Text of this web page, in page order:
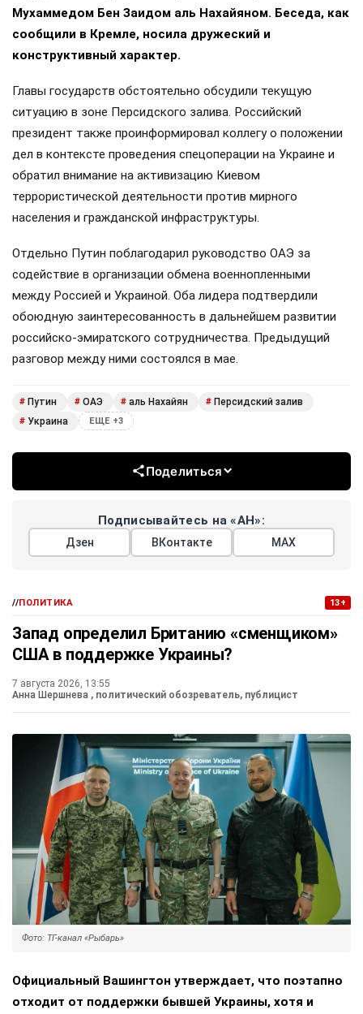
Мухаммедом Бен Заидом аль Нахайяном. Беседа, как
сообщили в Кремле, носила дружеский и
конструктивный характер.
Главы государств обстоятельно обсудили текущую
ситуацию в зоне Персидского залива. Российский
президент также проинформировал коллегу о положении
дел в контексте проведения спецоперации на Украине и
обратил внимание на активизацию Киевом
террористической деятельности против мирного
населения и гражданской инфраструктуры.
Отдельно Путин поблагодарил руководство ОАЭ за
содействие в организации обмена военнопленными
между Россией и Украиной. Оба лидера подтвердили
обоюдную заинтересованность в дальнейшем развитии
российско-эмиратского сотрудничества. Предыдущий
разговор между ними состоялся в мае.
# Путин # ОАЭ # аль Нахайян # Персидский залив
# Украина ЕЩЕ +3
Поделиться
Подписывайтесь на «АН»:
Дзен ВКонтакте МАХ
//ПОЛИТИКА 13+
Запад определил Британию «сменщиком»
США в поддержке Украины?
7 августа 2026, 13:55
Анна Шершнева , политический обозреватель, публицист
Фото: ТГ-канал «Рыбарь»
Официальный Вашингтон утверждает, что поэтапно
отходит от поддержки бывшей Украины, хотя и